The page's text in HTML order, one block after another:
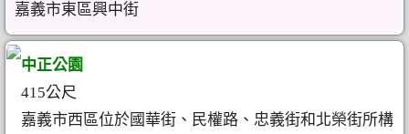
嘉義市東區興中街
中正公園
415公尺
嘉義市西區位於國華街、民權路、忠義街和北榮街所構